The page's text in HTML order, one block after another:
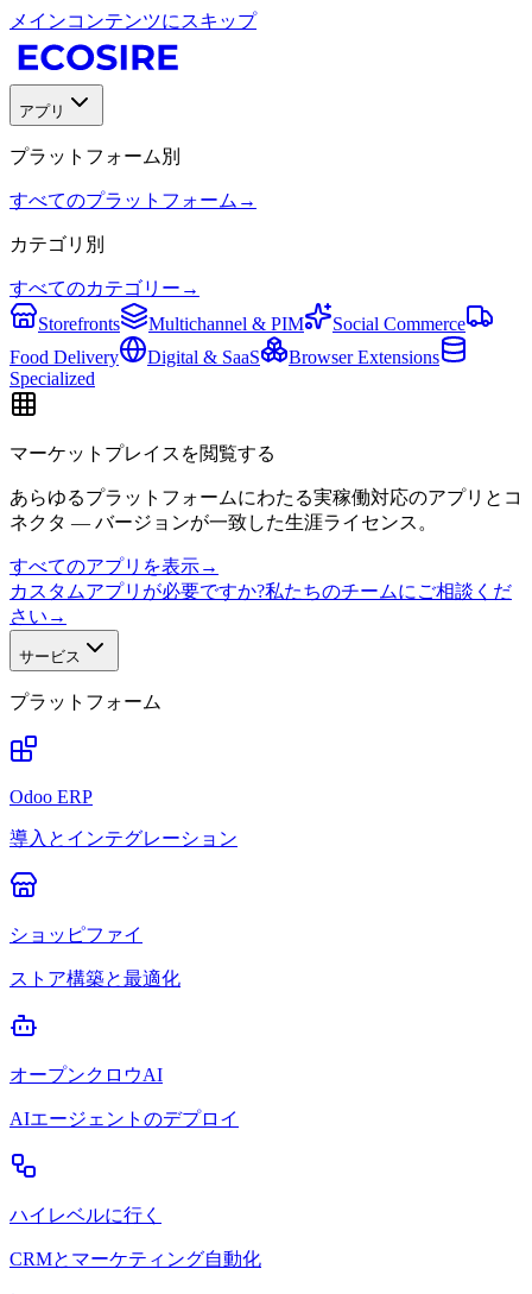
メインコンテンツにスキップ
アプリ
プラットフォーム別
すべてのプラットフォーム →
カテゴリ別
すべてのカテゴリー →
Storefronts
Multichannel & PIM
Social Commerce
Food Delivery
Digital & SaaS
Browser Extensions
Specialized
マーケットプレイスを閲覧する
あらゆるプラットフォームにわたる実稼働対応のアプリとコ
ネクタ — バージョンが一致した生涯ライセンス。
すべてのアプリを表示→
カスタムアプリが必要ですか?私たちのチームにご相談くだ
さい →
サービス
プラットフォーム
Odoo ERP
導入とインテグレーション
ショッピファイ
ストア構築と最適化
オープンクロウAI
AIエージェントのデプロイ
ハイレベルに行く
CRMとマーケティング自動化